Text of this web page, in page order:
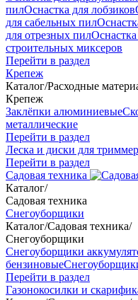
пилОснастка для лобзиков
для сабельных пил
для отрезных пил
строительных миксеров
Перейти в раздел
Крепеж
Каталог/Расходные
Крепеж
Заклёпки алюминиевые
металлические
Перейти в раздел
Леска и диски для
Перейти в раздел
Садовая техника
Каталог/
Садовая техника
Снегоуборщики
Каталог/Садовая техника/
Снегоуборщики
Снегоуборщики
бензиновые
Перейти в раздел
Газонокосилки и